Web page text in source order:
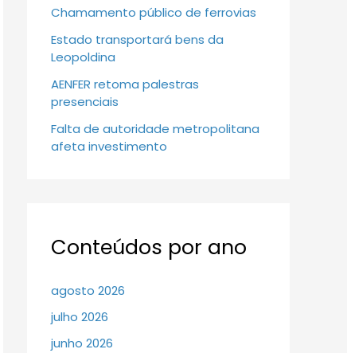
Chamamento público de ferrovias
Estado transportará bens da
Leopoldina
AENFER retoma palestras
presenciais
Falta de autoridade metropolitana
afeta investimento
Conteúdos por ano
agosto 2026
julho 2026
junho 2026